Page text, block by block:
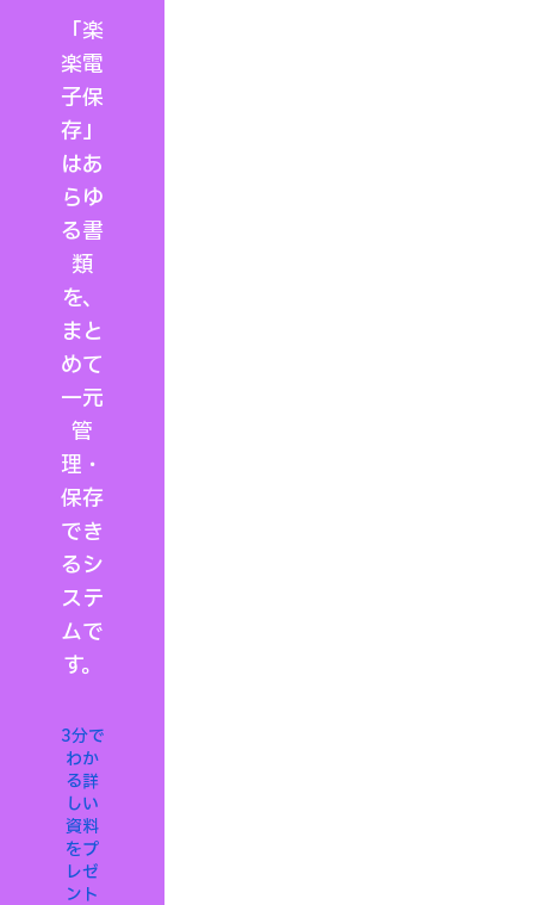
「楽
楽電
子保
存」
はあ
らゆ
る書
類
を、
まと
めて
一元
管
理・
保存
でき
るシ
ステ
ムで
す。
3分で
わか
る詳
しい
資料
をプ
レゼ
ント